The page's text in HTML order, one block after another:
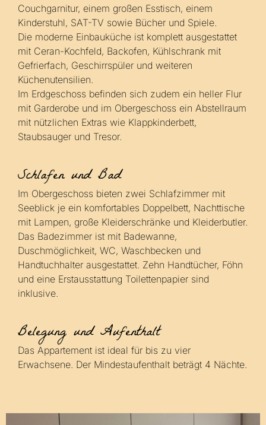
Couchgarnitur, einem großen Esstisch, einem
Kinderstuhl, SAT-TV sowie Bücher und Spiele.
Die moderne Einbauküche ist komplett ausgestattet
mit Ceran-Kochfeld, Backofen, Kühlschrank mit
Gefrierfach, Geschirrspüler und weiteren
Küchenutensilien.
Im Erdgeschoss befinden sich zudem ein heller Flur
mit Garderobe und im Obergeschoss ein Abstellraum
mit nützlichen Extras wie Klappkinderbett,
Staubsauger und Tresor.
Schlafen und Bad
Im Obergeschoss bieten zwei Schlafzimmer mit
Seeblick je ein komfortables Doppelbett, Nachttische
mit Lampen, große Kleiderschränke und Kleiderbutler.
Das Badezimmer ist mit Badewanne,
Duschmöglichkeit, WC, Waschbecken und
Handtuchhalter ausgestattet. Zehn Handtücher, Föhn
und eine Erstausstattung Toilettenpapier sind
inklusive.
Belegung und Aufenthalt
Das Appartement ist ideal für bis zu vier
Erwachsene. Der Mindestaufenthalt beträgt 4 Nächte.